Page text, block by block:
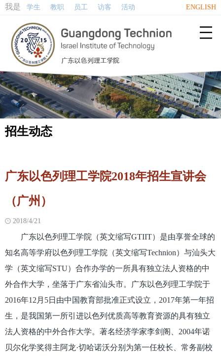
我是 学生 教职 员工 访客 活动 ENGLISH

招生动态
广东以色列理工学院2018年招生宣讲会
（广州）
 2018/4/21
广东以色列理工学院（英文缩写GTIIT）是由享誉全球的
知名高等学府以色列理工学院（英文缩写Technion）与汕头大
学（英文缩写STU）合作办学的一所具有独立法人资格的中
外合作大学，坐落于广东省汕头市。广东以色列理工学院于
2016年12月5日由中国教育部批准正式设立，2017年第一年招
生，是我国第一所引进以色列优质高等教育资源的具有独立
法人资格的中外合作大学。著名经济学家李剑阁、2004年诺
贝尔化学奖得主阿龙·切哈诺沃分别为第一任校长、常务副校